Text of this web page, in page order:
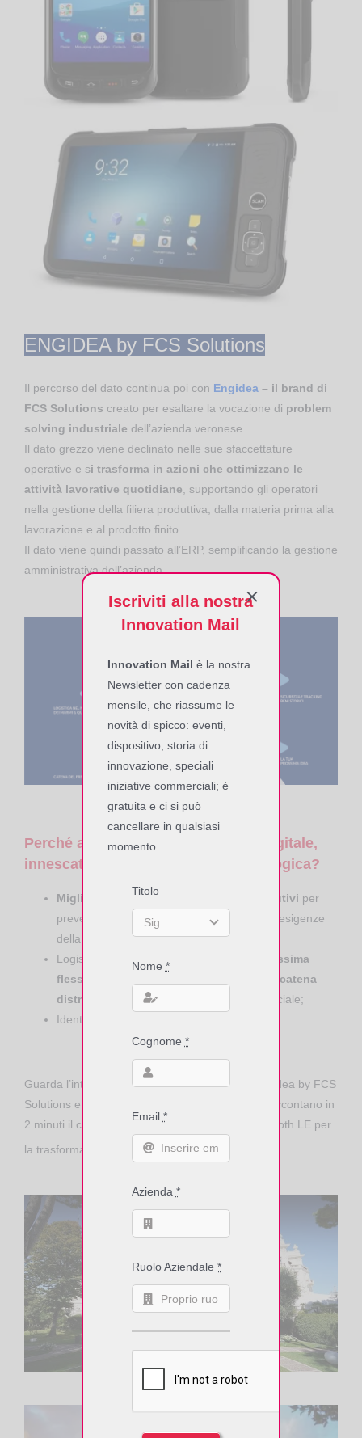
ENGIDEA by FCS Solutions
Il percorso del dato continua poi con Engidea – il brand di
FCS Solutions creato per esaltare la vocazione di problem
solving industriale dell’azienda veronese.
Il dato grezzo viene declinato nelle sue sfaccettature
operative e si trasforma in azioni che ottimizzano le
attività lavorative quotidiane, supportando gli operatori
nella gestione della filiera produttiva, dalla materia prima alla
lavorazione e al prodotto finito.
Il dato viene quindi passato all’ERP, semplificando la gestione
amministrativa dell’azienda.
Perché adottare la trasformazione digitale,
innescata dalla nostra offerta tecnologica?
Migliorare i processi produttivi e distributivi per
prevedere e gestire con il giusto anticipo le esigenze
della supply chain;
Logistica sostenibile, con
minori errori, massima
flessibilità operativa, automazione della catena
distributiva
, supporto dell’intelligenza artificiale;
Identità digitale unica per la
Guarda l’intervista qui sotto:Marco Ferlini
di Engidea by FCS
Solutions e
di RFID Global raccontano in
2 minuti il contributo delle soluzioni RFID & Bluetooth LE per
la trasformazione digitale della fabbrica
Iscriviti alla nostra
Innovation Mail
Innovation Mail è la nostra
Newsletter con cadenza
mensile, che riassume le
novità di spicco: eventi,
dispositivo, storia di
innovazione, speciali
iniziative commerciali; è
gratuita e ci si può
cancellare in qualsiasi
momento.
Titolo
Nome *
Cognome *
Email *
Azienda *
Ruolo Aziendale *